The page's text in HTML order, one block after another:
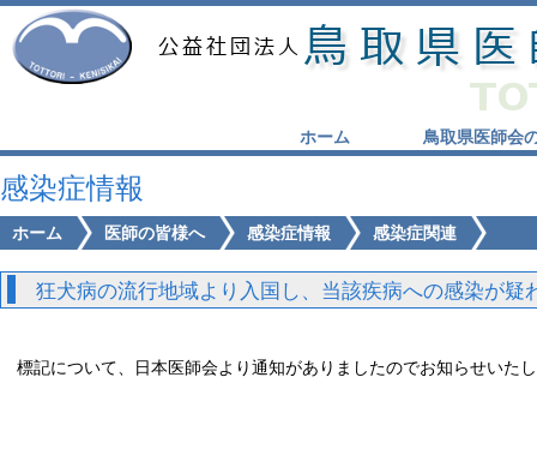
ホーム 鳥取県医師会
感染症情報
ホーム 医師の皆様へ 感染症情報 感染症関連
狂犬病の流行地域より入国し、当該疾病への感染が
標記について、日本医師会より通知がありましたのでお知らせいた